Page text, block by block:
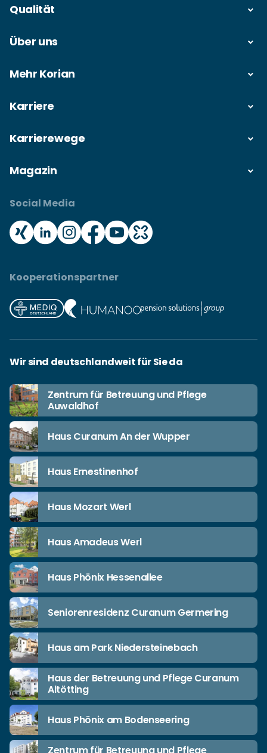
Qualität
Über uns
Mehr Korian
Karriere
Karrierewege
Magazin
Social Media
Kooperationspartner
Wir sind deutschlandweit für Sie da
Zentrum für Betreuung und Pflege
Auwaldhof
Haus Curanum An der Wupper
Haus Ernestinenhof
Haus Mozart Werl
Haus Amadeus Werl
Haus Phönix Hessenallee
Seniorenresidenz Curanum Germering
Haus am Park Niedersteinebach
Haus der Betreuung und Pflege Curanum
Altötting
Haus Phönix am Bodenseering